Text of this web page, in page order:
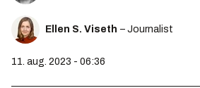
Ellen S. Viseth – Journalist
11. aug. 2023 - 06:36